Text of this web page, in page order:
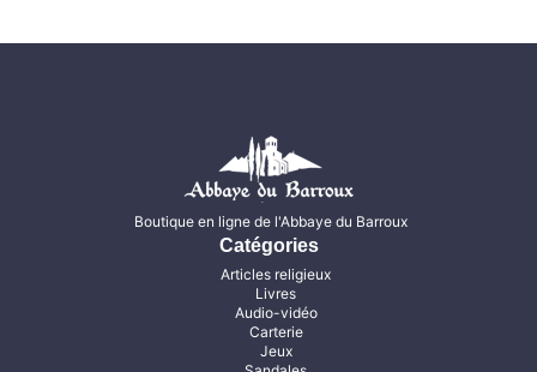
Boutique en ligne de l'Abbaye du Barroux
Catégories
Articles religieux
Livres
Audio-vidéo
Carterie
Jeux